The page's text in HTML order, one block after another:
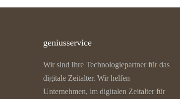
geniusservice
Wir sind Ihre Technologiepartner für das
digitale Zeitalter. Wir helfen
Unternehmen, im digitalen Zeitalter für